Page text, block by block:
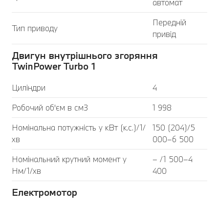
Тип приводу
Передній
привід
Двигун внутрішнього згоряння
TwinPower Turbo 1
Циліндри
4
Робочий об'єм в см3
1 998
Номінальна потужність у кВт (к.с.)/1/
хв
150 (204)/5
000–6 500
Номінальний крутний момент у
Нм/1/хв
– /1 500–4
400
Електромотор